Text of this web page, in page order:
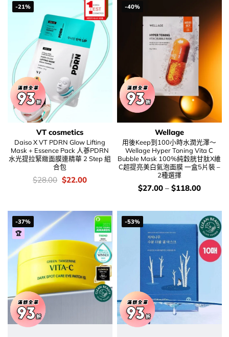
-21%
VT cosmetics
Daiso X VT PDRN Glow Lifting
Mask + Essence Pack 人蔘PDRN
水光提拉緊緻面膜連精華 2 Step 組
合包
價
錢：
$28.00 Original
price
$22.00Current
-40%
Wellage
用後Keep到100小時水潤光澤～
Wellage Hyper Toning Vita C
Bubble Mask 100%純穀胱甘肽X維
C超提亮美白氣泡面膜 一盒5片裝 –
2種選擇
價
錢：
$27.00– $118.00
-37%
🏆
-53%